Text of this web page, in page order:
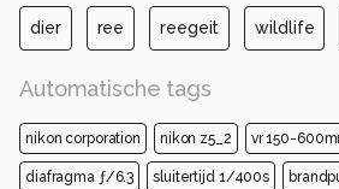
dier ree reegeit wildlife
Automatische tags
nikon corporation nikon z5_2 vr 150-
diafragma ƒ/6.3 sluitertijd 1/400s